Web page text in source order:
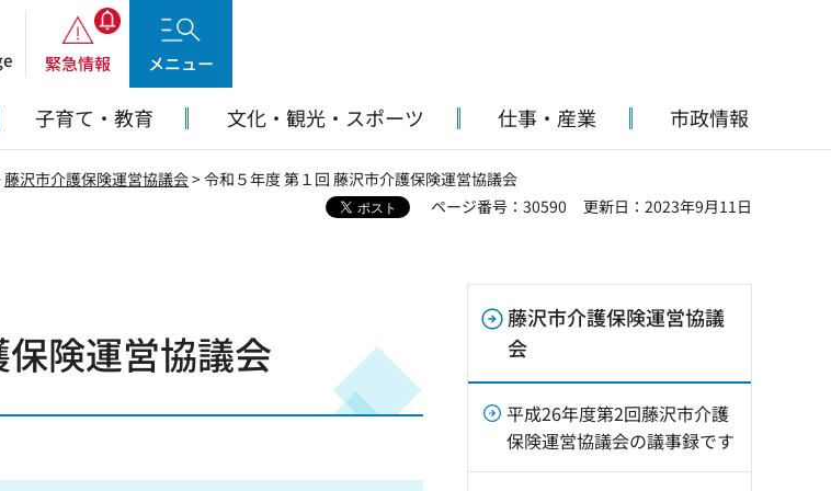
緊急情報 メニュー
子育て・教育 文化・観光・スポーツ 仕事・産業 市政情報
藤沢市介護保険運営協議会> 令和５年度 第１回 藤沢市介護保険運営協議会
ページ番号：30590
更新日：2023年9月11日
険運営協議会
藤沢市介護保険運営協議
会
平成26年度第2回藤沢市介護
保険運営協議会の議事録です